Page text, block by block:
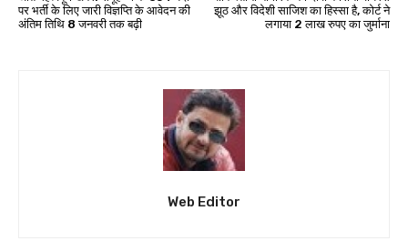
पर भर्ती के लिए जारी विज्ञप्ति के आवेदन की
अंतिम तिथि 8 जनवरी तक बढ़ी
झूठ और विदेशी साजिश का हिस्सा है, कोर्ट ने
लगाया 2 लाख रुपए का जुर्माना
Web Editor